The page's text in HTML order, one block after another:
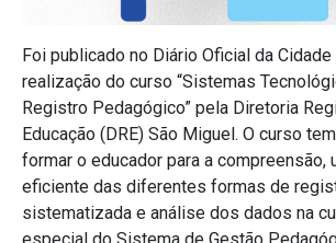
Foi publicado no Diário Oficial da
realização do curso “Sistemas
Registro Pedagógico” pela Diretoria
Educação (DRE) São Miguel. O curso
formar o educador para a compreensão,
eficiente das diferentes formas de
sistematizada e análise dos dados na